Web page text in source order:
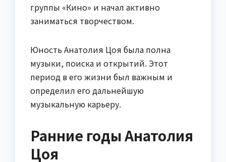
группы «Кино» и начал активно
заниматься творчеством.
Юность Анатолия Цоя была полна
музыки, поиска и открытий. Этот
период в его жизни был важным и
определил его дальнейшую
музыкальную карьеру.
Ранние годы Анатолия
Цоя